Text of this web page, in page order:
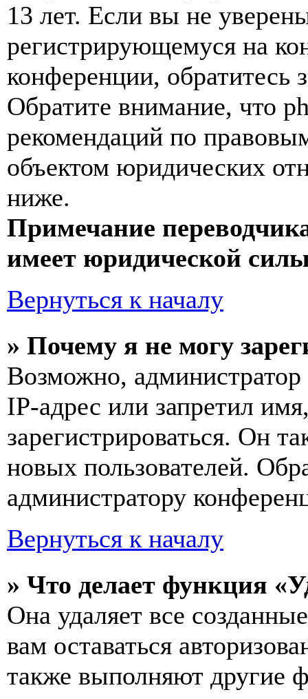
13 лет. Если вы не
регистрирующемуся на
конференции, обратитесь
Обратите внимание, что
рекомендаций по
объектом юридических
ниже.
Примечание
имеет юридической
Вернуться к началу
» Почему я не могу
Возможно,
IP-адрес или запретил
зарегистрироваться. Он
новых пользователей.
администратору
Вернуться к началу
» Что делает функция
Она удаляет все
вам оставаться
также выполняют другие